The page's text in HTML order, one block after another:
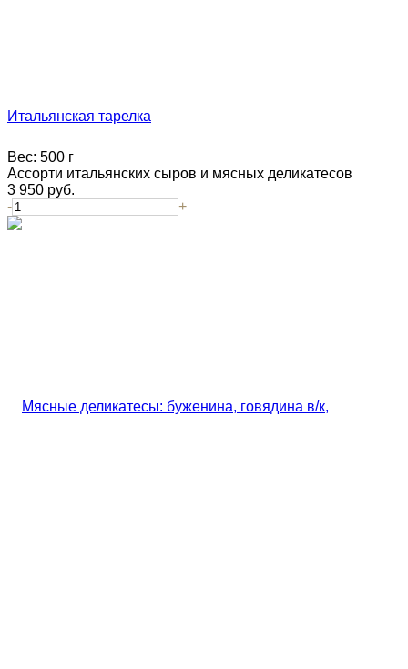
Итальянская тарелка
Вес: 500 г
Ассорти итальянских сыров и мясных деликатесов
3 950 руб.
-
+